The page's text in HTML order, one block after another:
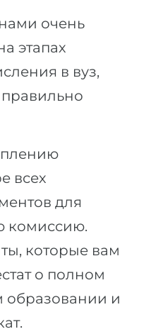
очень
этапах
в вуз,
всех
для
комиссию.
которые вам
о полном
и